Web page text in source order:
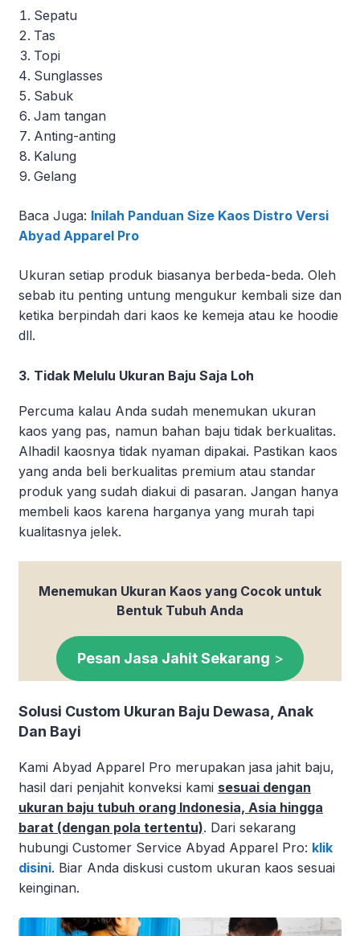
Sepatu
Tas
Topi
Sunglasses
Sabuk
Jam tangan
Anting-anting
Kalung
Gelang
Baca Juga: Inilah Panduan Size Kaos Distro Versi
Abyad Apparel Pro
Ukuran setiap produk biasanya berbeda-beda. Oleh
sebab itu penting untung mengukur kembali size dan
ketika berpindah dari kaos ke kemeja atau ke hoodie
dll.
3. Tidak Melulu Ukuran Baju Saja Loh
Percuma kalau Anda sudah menemukan ukuran
kaos yang pas, namun bahan baju tidak berkualitas.
Alhadil kaosnya tidak nyaman dipakai. Pastikan kaos
yang anda beli berkualitas premium atau standar
produk yang sudah diakui di pasaran. Jangan hanya
membeli kaos karena harganya yang murah tapi
kualitasnya jelek.
Menemukan Ukuran Kaos yang Cocok untuk
Bentuk Tubuh Anda
Pesan Jasa Jahit Sekarang >
Solusi Custom Ukuran Baju Dewasa, Anak
Dan Bayi
Kami Abyad Apparel Pro merupakan jasa jahit baju,
hasil dari penjahit konveksi kami sesuai dengan
ukuran baju tubuh orang Indonesia, Asia hingga
barat (dengan pola tertentu). Dari sekarang
hubungi Customer Service Abyad Apparel Pro: klik
disini. Biar Anda diskusi custom ukuran kaos sesuai
keinginan.